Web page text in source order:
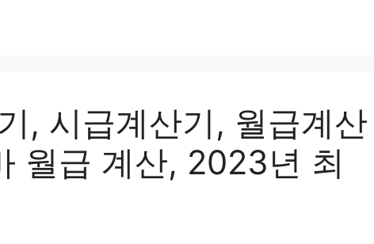
, 시급계산기, 월급계산
월급 계산, 2023년 최